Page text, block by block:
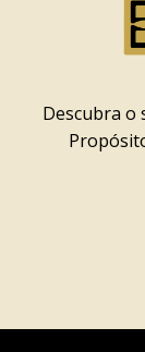
Descubra o